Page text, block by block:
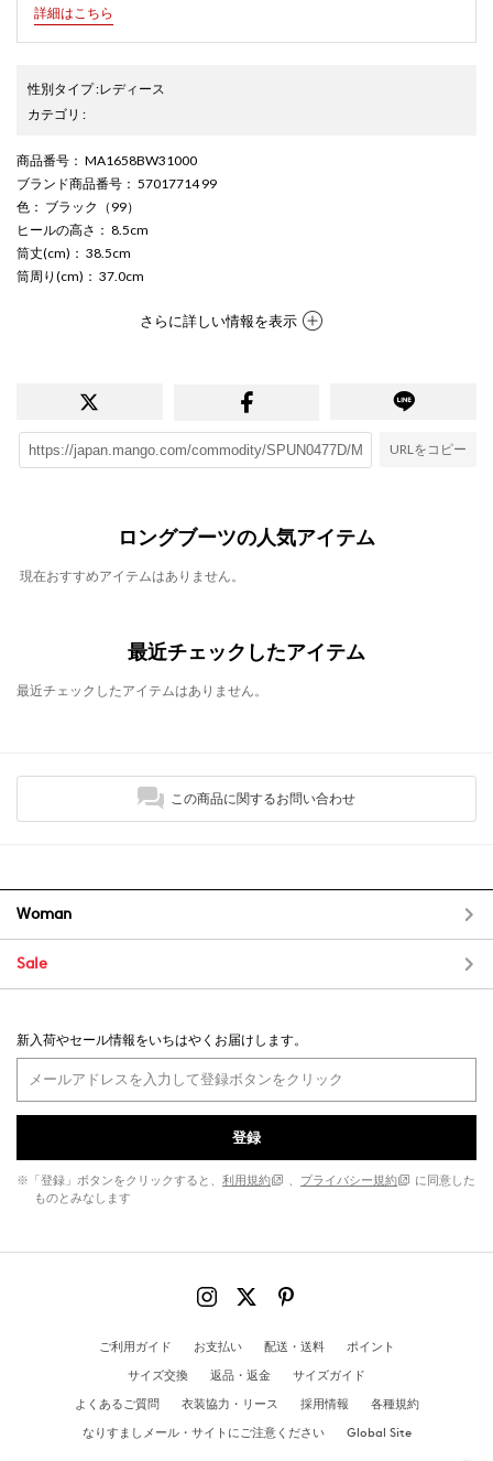
詳細はこちら
性別タイプ:レディース
カテゴリ :
商品番号 ： MA1658BW31000
ブランド商品番号 ： 57017714 99
色 ： ブラック（99）
ヒールの高さ ： 8.5cm
筒丈(cm) ： 38.5cm
筒周り(cm) ： 37.0cm
さらに詳しい情報を表示
URLをコピー
ロングブーツの人気アイテム
現在おすすめアイテムはありません。
最近チェックしたアイテム
最近チェックしたアイテムはありません。
この商品に関するお問い合わせ
Woman
Sale
新入荷やセール情報をいちはやくお届けします。
登録
※「登録」ボタンをクリックすると、 利用規約 、 プライバシー規約
に同意した
ものとみなします
ご利用ガイド お支払い 配送・送料
ポイント
サイズ交換
返品・返金
サイズガイド
よくあるご質問
衣装協力・リース 採用情報
各種規約
なりすましメール・サイトにご注意ください
Global Site